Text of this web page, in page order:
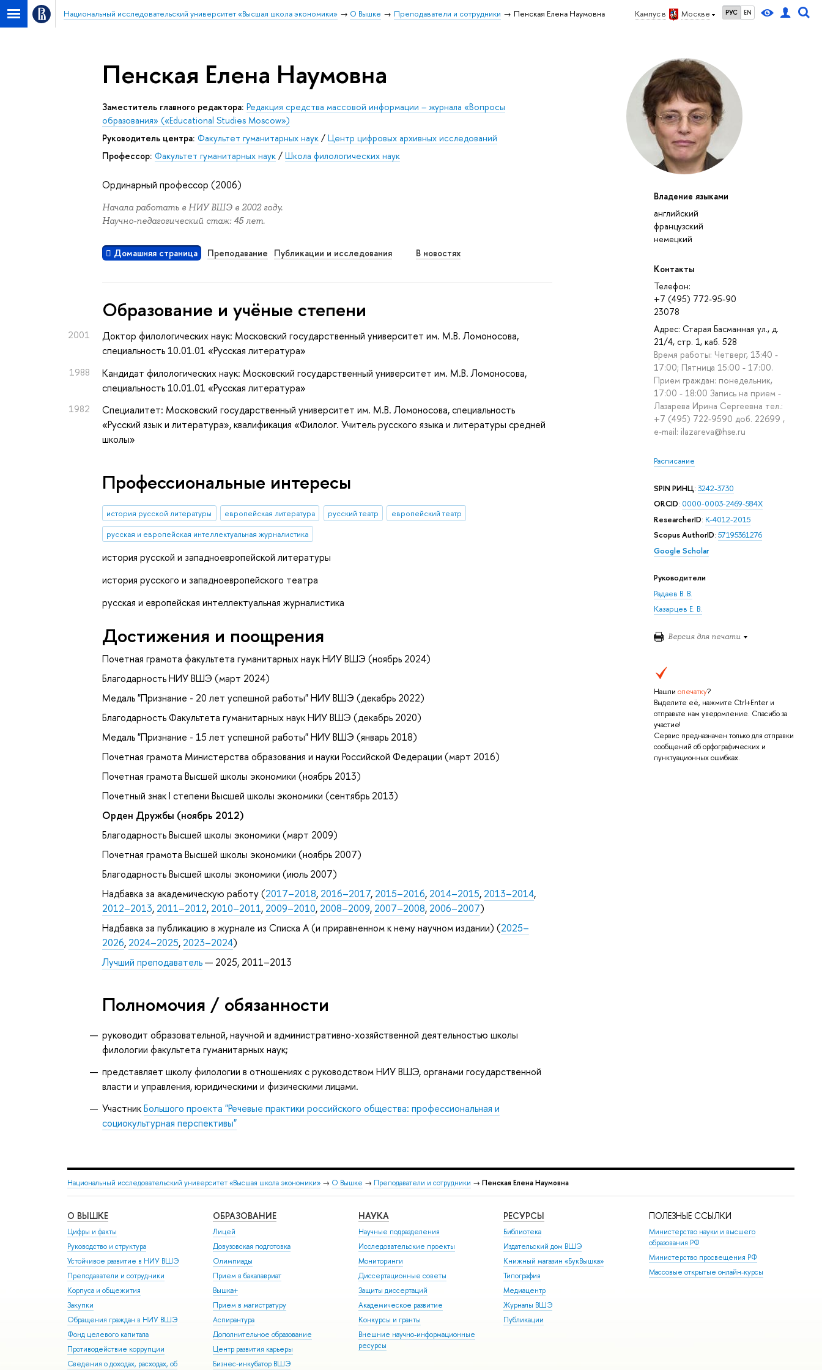
Кампус в Москве РУС EN
Национальный исследовательский университет «Высшая школа экономики» О Вышке Преподаватели и сотрудники Пенская Елена Наумовна
Владение языками
английский
французский
немецкий
Контакты
Телефон:
+7 (495) 772-95-90
23078
Адрес: Старая Басманная ул., д.
21/4, стр. 1, каб. 528
Время работы: Четверг, 13:40 -
17:00; Пятница 15:00 - 17:00.
Прием граждан: понедельник,
17:00 - 18:00 Запись на прием -
Лазарева Ирина Сергеевна тел.:
+7 (495) 722-9590 доб. 22699 ,
e-mail: ilazareva@hse.ru
Расписание
SPIN РИНЦ: 3242-3730
ORCID: 0000-0003-2469-584X
ResearcherID: K-4012-2015
Scopus AuthorID: 57195361276
Google Scholar
Руководители
Радаев В. В.
Казарцев Е. В.
Версия для печати
Нашли опечатку?
Выделите её, нажмите Ctrl+Enter и
отправьте нам уведомление. Спасибо за
участие!
Сервис предназначен только для отправки
сообщений об орфографических и
пунктуационных ошибках.
Пенская Елена Наумовна
Заместитель главного редактора: Редакция средства массовой информации – журнала «Вопросы
образования» («Educational Studies Moscow»)
Руководитель центра: Факультет гуманитарных наук /Центр цифровых архивных исследований
Профессор: Факультет гуманитарных наук /Школа филологических наук
Ординарный профессор (2006)
Начала работать в НИУ ВШЭ в 2002 году.
Научно-педагогический стаж: 45 лет.
Домашняя страница Преподавание Публикации и исследования В новостях
Oбразование и учёные степени
2001
Доктор филологических наук: Московский государственный университет им. М.В. Ломоносова,
специальность 10.01.01 «Русская литература»
1988
Кандидат филологических наук: Московский государственный университет им. М.В. Ломоносова,
специальность 10.01.01 «Русская литература»
1982
Специалитет: Московский государственный университет им. М.В. Ломоносова, специальность
«Русский язык и литература», квалификация «Филолог. Учитель русского языка и литературы средней
школы»
Профессиональные интересы
история русской литературы европейская литература русский театр
европейский театр
русская и европейская интеллектуальная журналистика
история русской и западноевропейской литературы
история русского и западноевропейского театра
русская и европейская интеллектуальная журналистика
Достижения и поощрения
Почетная грамота факультета гуманитарных наук НИУ ВШЭ (ноябрь 2024)
Благодарность НИУ ВШЭ (март 2024)
Медаль "Признание - 20 лет успешной работы" НИУ ВШЭ (декабрь 2022)
Благодарность Факультета гуманитарных наук НИУ ВШЭ (декабрь 2020)
Медаль "Признание - 15 лет успешной работы" НИУ ВШЭ (январь 2018)
Почетная грамота Министерства образования и науки Российской Федерации (март 2016)
Почетная грамота Высшей школы экономики (ноябрь 2013)
Почетный знак I степени Высшей школы экономики (сентябрь 2013)
Орден Дружбы (ноябрь 2012)
Благодарность Высшей школы экономики (март 2009)
Почетная грамота Высшей школы экономики (ноябрь 2007)
Благодарность Высшей школы экономики (июль 2007)
Надбавка за академическую работу (2017–2018, 2016–2017, 2015–2016, 2014–2015, 2013–2014,
2012–2013, 2011–2012, 2010–2011, 2009–2010, 2008–2009, 2007–2008, 2006–2007)
Надбавка за публикацию в журнале из Списка А (и приравненном к нему научном издании) (2025–
2026, 2024–2025, 2023–2024)
Лучший преподаватель— 2025, 2011–2013
Полномочия / обязанности
руководит образовательной, научной и административно-хозяйственной деятельностью школы
филологии факультета гуманитарных наук;
представляет школу филологии в отношениях с руководством НИУ ВШЭ, органами государственной
власти и управления, юридическими и физическими лицами.
УчастникБольшого проекта "Речевые практики российского общества: профессиональная и
социокультурная перспективы"
Национальный исследовательский университет «Высшая школа экономики» → О Вышке → Преподаватели и сотрудники → Пенская Елена Наумовна
О ВЫШКЕ
Цифры и факты
Руководство и структура
Устойчивое развитие в НИУ ВШЭ
Преподаватели и сотрудники
Корпуса и общежития
Закупки
Обращения граждан в НИУ ВШЭ
Фонд целевого капитала
Противодействие коррупции
Сведения о доходах, расходах, об
ОБРАЗОВАНИЕ
Лицей
Довузовская подготовка
Олимпиады
Прием в бакалавриат
Вышка+
Прием в магистратуру
Аспирантура
Дополнительное образование
Центр развития карьеры
Бизнес-инкубатор ВШЭ
НАУКА
Научные подразделения
Исследовательские проекты
Мониторинги
Диссертационные советы
Защиты диссертаций
Академическое развитие
Конкурсы и гранты
Внешние научно-информационные
ресурсы
РЕСУРСЫ
Библиотека
Издательский дом ВШЭ
Книжный магазин «БукВышка»
Типография
Медиацентр
Журналы ВШЭ
Публикации
ПОЛЕЗНЫЕ ССЫЛКИ
Министерство науки и высшего
образования РФ
Министерство просвещения РФ
Массовые открытые онлайн-курсы